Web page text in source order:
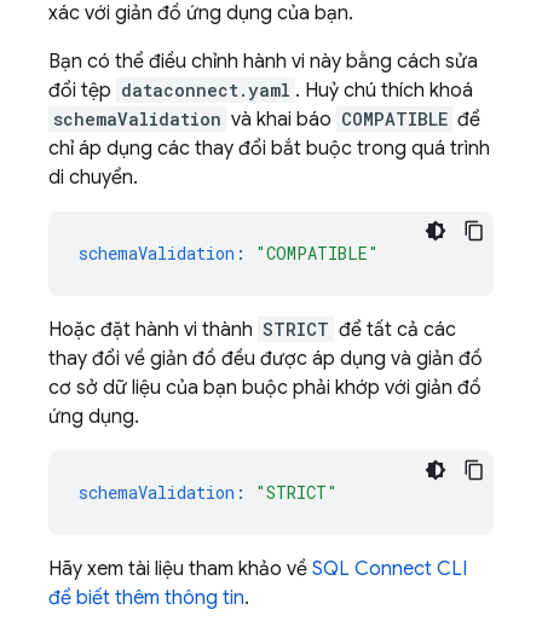
xác với giản đồ ứng dụng của bạn.
Bạn có thể điều chỉnh hành vi này bằng cách sửa
đổi tệp dataconnect.yaml . Huỷ chú thích khoá
schemaValidation và khai báo COMPATIBLE để
chỉ áp dụng các thay đổi bắt buộc trong quá trình
di chuyển.
schemaValidation : "COMPATIBLE"
Hoặc đặt hành vi thành STRICT để tất cả các
thay đổi về giản đồ đều được áp dụng và giản đồ
cơ sở dữ liệu của bạn buộc phải khớp với giản đồ
ứng dụng.
schemaValidation : "STRICT"
Hãy xem tài liệu tham khảo về SQL Connect CLI
để biết thêm thông tin.